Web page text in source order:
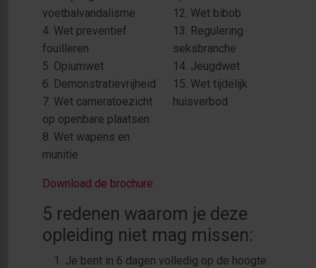
voetbalvandalisme
4. Wet preventief
fouilleren
5. Opiumwet
6. Demonstratievrijheid
7. Wet cameratoezicht
op openbare plaatsen
8. Wet wapens en
munitie
Download de brochure
12. Wet bibob
13. Regulering
seksbranche
14. Jeugdwet
15. Wet tijdelijk
huisverbod
5 redenen waarom je deze
opleiding niet mag missen:
Je bent in 6 dagen volledig op de hoogte